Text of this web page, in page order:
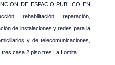
DE ESPACIO PUBLICO EN
rehabilitación, reparación,
de instalaciones y redes para la
y de telecomunicaciones,
casa 2 piso tres La Lomita.